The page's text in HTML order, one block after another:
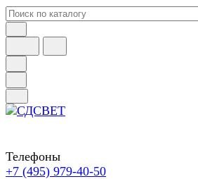
Телефоны
+7 (495) 979-40-50